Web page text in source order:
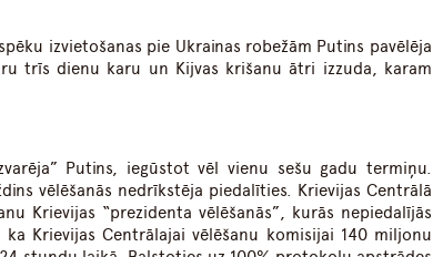
izvietošanas pie Ukrainas robežām Putins pavēlēja
trīs dienu karu un Kijvas krišanu ātri izzuda, karam
Putins, iegūstot vēl vienu sešu gadu termiņu.
vēlēšanās nedrīkstēja piedalīties. Krievijas Centrālā
Krievijas “prezidenta vēlēšanās”, kurās nepiedalījās
Krievijas Centrālajai vēlēšanu komisijai 140 miljonu